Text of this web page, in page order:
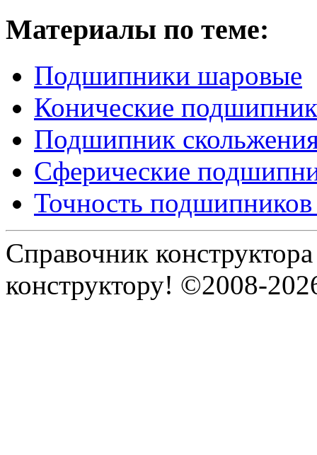
Материалы по теме:
Подшипники шаровые
Конические
Подшипник
Сферические
Точность подшипников
Справочник
конструктору! ©2008-